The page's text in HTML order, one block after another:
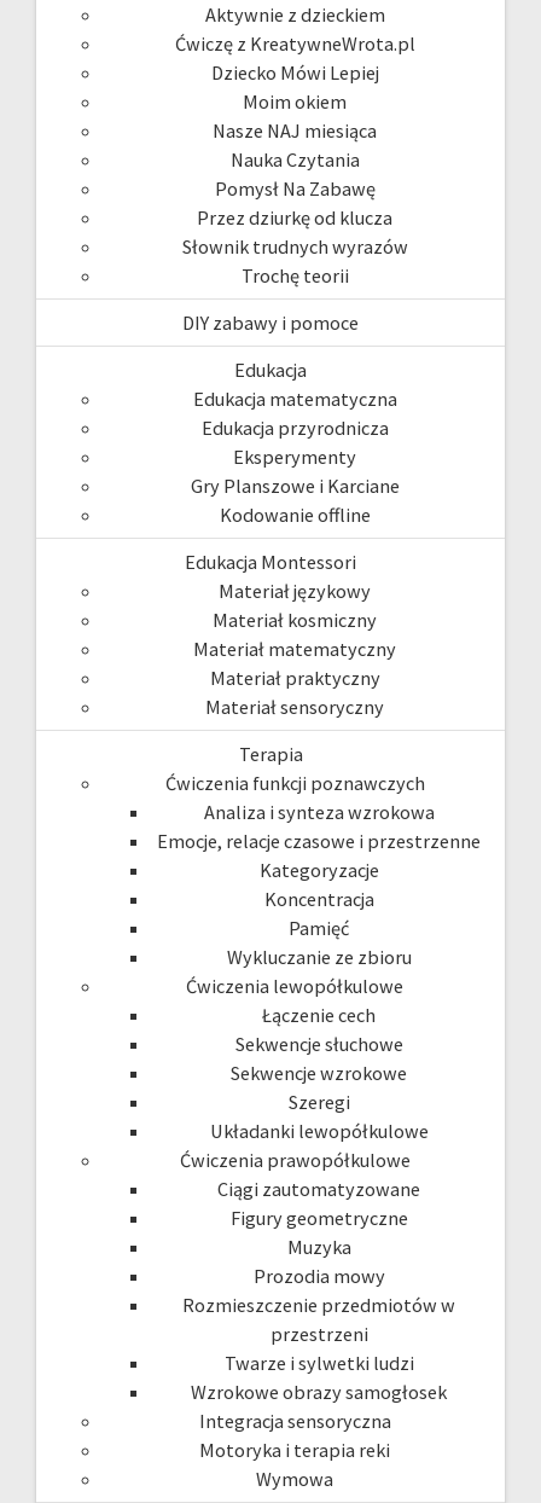
Aktywnie z dzieckiem
Ćwiczę z KreatywneWrota.pl
Dziecko Mówi Lepiej
Moim okiem
Nasze NAJ miesiąca
Nauka Czytania
Pomysł Na Zabawę
Przez dziurkę od klucza
Słownik trudnych wyrazów
Trochę teorii
DIY zabawy i pomoce
Edukacja
Edukacja matematyczna
Edukacja przyrodnicza
Eksperymenty
Gry Planszowe i Karciane
Kodowanie offline
Edukacja Montessori
Materiał językowy
Materiał kosmiczny
Materiał matematyczny
Materiał praktyczny
Materiał sensoryczny
Terapia
Ćwiczenia funkcji poznawczych
Analiza i synteza wzrokowa
Emocje, relacje czasowe i przestrzenne
Kategoryzacje
Koncentracja
Pamięć
Wykluczanie ze zbioru
Ćwiczenia lewopółkulowe
Łączenie cech
Sekwencje słuchowe
Sekwencje wzrokowe
Szeregi
Układanki lewopółkulowe
Ćwiczenia prawopółkulowe
Ciągi zautomatyzowane
Figury geometryczne
Muzyka
Prozodia mowy
Rozmieszczenie przedmiotów w
przestrzeni
Twarze i sylwetki ludzi
Wzrokowe obrazy samogłosek
Integracja sensoryczna
Motoryka i terapia reki
Wymowa